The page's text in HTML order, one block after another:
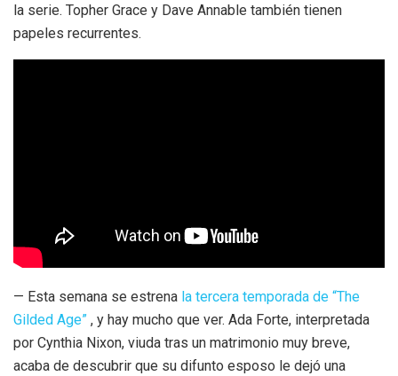
la serie. Topher Grace y Dave Annable también tienen
papeles recurrentes.
— Esta semana se estrena la tercera temporada de “The
Gilded Age” , y hay mucho que ver. Ada Forte, interpretada
por Cynthia Nixon, viuda tras un matrimonio muy breve,
acaba de descubrir que su difunto esposo le dejó una